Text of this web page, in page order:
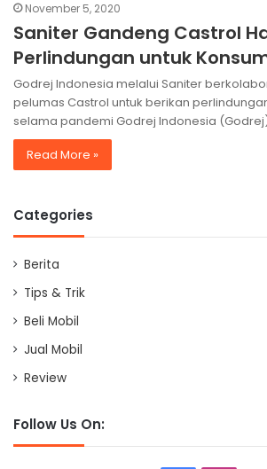
November 5, 2020
Saniter Gandeng Castrol
Perlindungan untuk
Godrej Indonesia melalui Saniter
pelumas Castrol untuk berikan
selama pandemi Godrej Indonesia
Read More »
Categories
Berita
Tips & Trik
Beli Mobil
Jual Mobil
Review
Follow Us On: